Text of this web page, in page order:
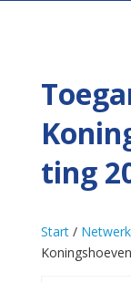
ting
Start/